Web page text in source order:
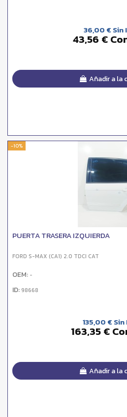
36,00 € Sin
43,56 €
Añadir a la
-10%
PUERTA TRASERA IZQUIERDA
FORD S-MAX (CA1) 2.0 TDCI CAT
OEM: -
ID: 98668
135,00 € Sin
163,35 €
Añadir a la